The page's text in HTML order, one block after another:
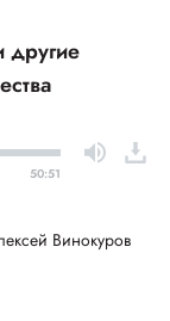
другие
50:51
Винокуров